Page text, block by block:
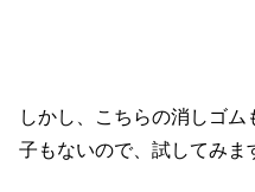
しかし、こちらの消しゴ
子もないので、試してみま